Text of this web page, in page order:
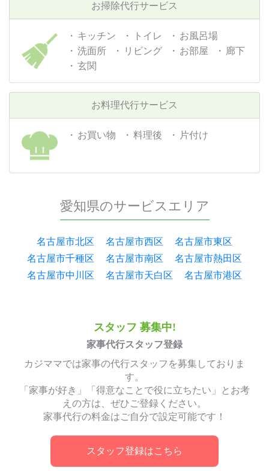
お掃除代行サービス
キッチン トイレ
お風呂場
洗面所
リビング お部屋
廊下
玄関
お料理代行サービス
お買い物 料理後 片付け
愛知県のサービスエリア
名古屋市北区 名古屋市西区
名古屋市東区
名古屋市千種区
名古屋市南区
名古屋市熱田区
名古屋市中川区
名古屋市天白区 名古屋市港区
スタッフ 募集中!
家事代行スタッフ登録
カジママでは家事の代行スタッフを募集しておりま
す。
「家事が好き」「得意なことで役に立ちたい」とお考
えの方は、ぜひご登録ください。
家事代行の料金はご自分で設定可能です！
スタッフ登録はこちら